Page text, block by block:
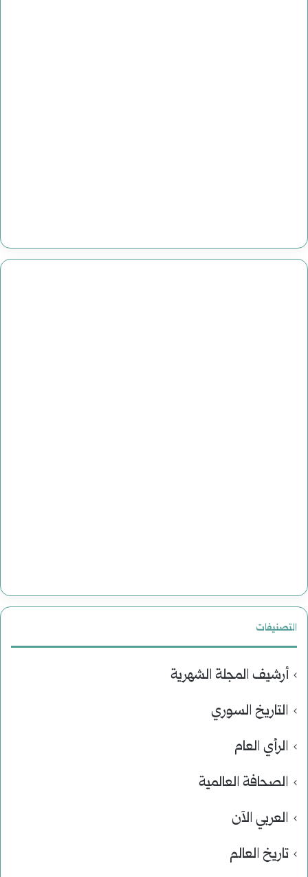
التصنيفات
أرشيف المجلة الشهرية
التاريخ السوري
الرأي العام
الصحافة العالمية
العربي الآن
تاريخ العالم